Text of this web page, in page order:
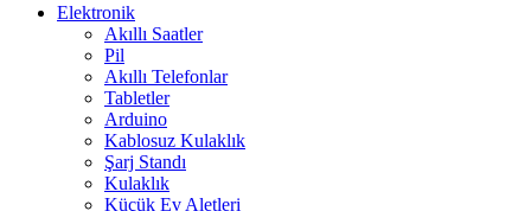
Elektronik
Akıllı Saatler
Pil
Akıllı Telefonlar
Tabletler
Arduino
Kablosuz Kulaklık
Şarj Standı
Kulaklık
Küçük Ev Aletleri